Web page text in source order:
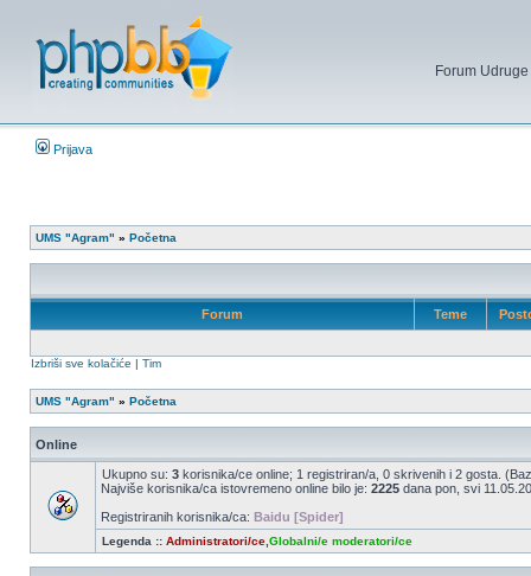
Forum
Prijava
UMS "Agram" » Početna
Forum Teme
Izbriši sve kolačiće | Tim
UMS "Agram" » Početna
Online
Ukupno su: 3 korisnika/ce online; 1 registriran/a, 0 skrivenih i 2 gosta.
Najviše korisnika/ca istovremeno online bilo je: 2225 dana pon, svi
Registriranih korisnika/ca: Baidu [Spider]
Legenda :: Administratori/ce Globalni/e moderatori/ce